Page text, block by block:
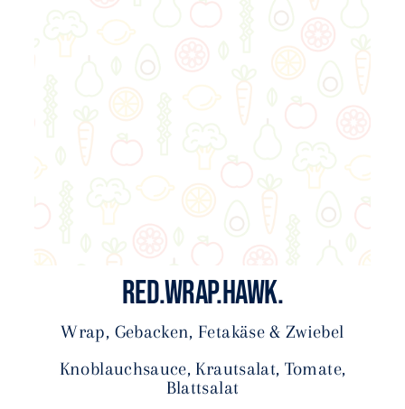
RED.WRAP.HAWK.
Wrap, Gebacken, Fetakäse & Zwiebel
Knoblauchsauce, Krautsalat, Tomate,
Blattsalat